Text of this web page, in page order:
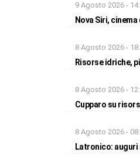
9 Agosto 2026 -
Nova Siri,
8 Agosto 2026 -
Risorse idriche,
8 Agosto 2026 -
Cupparo su
8 Agosto 2026 -
Latronico: auguri